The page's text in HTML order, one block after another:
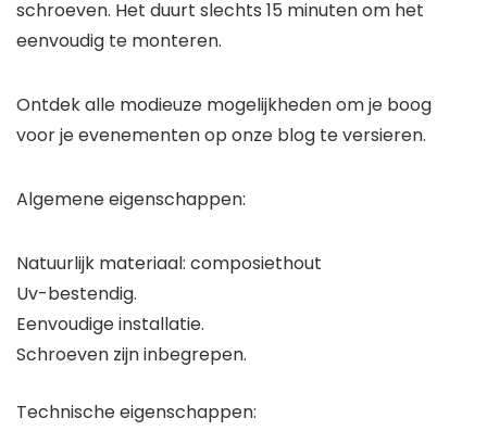
schroeven. Het duurt slechts 15 minuten om het
eenvoudig te monteren.
Ontdek alle modieuze mogelijkheden om je boog
voor je evenementen op onze blog te versieren.
Algemene eigenschappen:
Natuurlijk materiaal: composiethout
Uv-bestendig.
Eenvoudige installatie.
Schroeven zijn inbegrepen.
Technische eigenschappen: